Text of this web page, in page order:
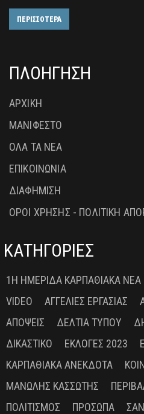
ΠΕΡΙΣΣΟΤΕΡΑ
ΠΛΟΗΓΗΣΗ
ΑΡΧΙΚΗ
ΜΑΝΙΦΕΣΤΟ
ΟΛΑ ΤΑ ΝΕΑ
ΕΠΙΚΟΙΝΩΝΙΑ
ΔΙΑΦΗΜΙΣΗ
ΟΡΟΙ ΧΡΗΣΗΣ - ΠΟΛΙΤΙΚΗ
ΚΑΤΗΓΟΡΙΕΣ
1Η ΗΜΕΡΊΔΑ ΚΑΡΠΑΘΙΑΚΆ ΝΈΑ
VIDEO
ΑΓΓΕΛΊΕΣ ΕΡΓΑΣΊΑΣ
ΑΠΌΨΕΙΣ
ΔΕΛΤΊΑ ΤΎΠΟΥ
ΔΙΚΑΣΤΙΚΌ
ΕΚΛΟΓΈΣ 2023
ΚΑΡΠΑΘΙΑΚΆ ΑΝΈΚΔΟΤΑ
ΜΑΝΏΛΗΣ ΚΑΣΣΏΤΗΣ
ΠΟΛΙΤΙΣΜΌΣ
ΠΡΌΣΩΠΑ